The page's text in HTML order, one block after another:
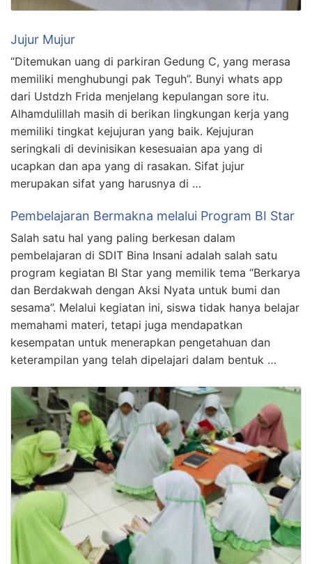
Jujur Mujur
“Ditemukan uang di parkiran Gedung C, yang merasa
memiliki menghubungi pak Teguh”. Bunyi whats app
dari Ustdzh Frida menjelang kepulangan sore itu.
Alhamdulillah masih di berikan lingkungan kerja yang
memiliki tingkat kejujuran yang baik. Kejujuran
seringkali di devinisikan kesesuaian apa yang di
ucapkan dan apa yang di rasakan. Sifat jujur
merupakan sifat yang harusnya di …
Pembelajaran Bermakna melalui Program BI Star
Salah satu hal yang paling berkesan dalam
pembelajaran di SDIT Bina Insani adalah salah satu
program kegiatan BI Star yang memilik tema “Berkarya
dan Berdakwah dengan Aksi Nyata untuk bumi dan
sesama”. Melalui kegiatan ini, siswa tidak hanya belajar
memahami materi, tetapi juga mendapatkan
kesempatan untuk menerapkan pengetahuan dan
keterampilan yang telah dipelajari dalam bentuk …